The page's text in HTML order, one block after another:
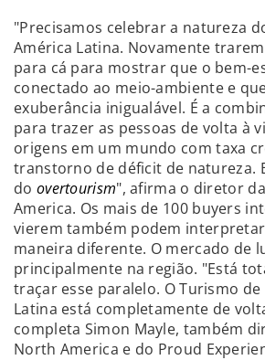
"Precisamos celebrar a natureza
América Latina. Novamente
para cá para mostrar que o bem-
conectado ao meio-ambiente e
exuberância inigualável. É a
para trazer as pessoas de volta à
origens em um mundo com taxa
transtorno de déficit de natureza.
do overtourism", afirma o diretor
America. Os mais de 100 buyers
vierem também podem
maneira diferente. O mercado de
principalmente na região. "Está
traçar esse paralelo. O Turismo
Latina está completamente de
completa Simon Mayle, também
North America e do Proud